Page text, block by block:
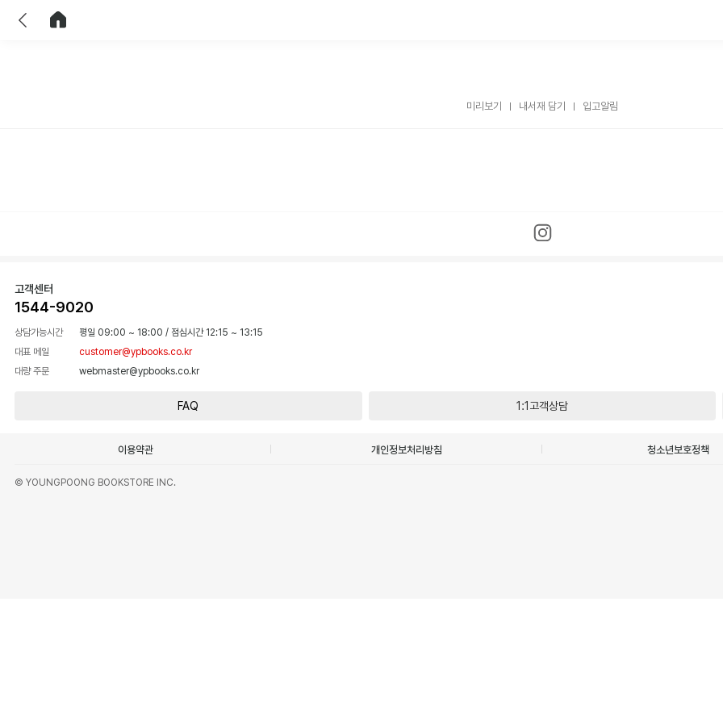
미리보기 내서재 담기 입고알림
고객센터
1544-9020
상담가능시간 평일 09:00 ~ 18:00 / 점심시간 12:15 ~ 13:15
대표 메일
customer@ypbooks.co.kr
대량 주문
webmaster@ypbooks.co.kr
FAQ 1:1고객상담
이용약관 개인정보처리방침 청소년보호정책
© YOUNGPOONG BOOKSTORE INC.